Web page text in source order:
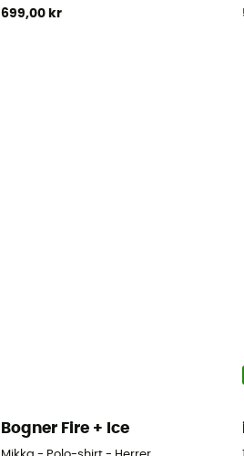
699,00 kr
Bogner Fire + Ice